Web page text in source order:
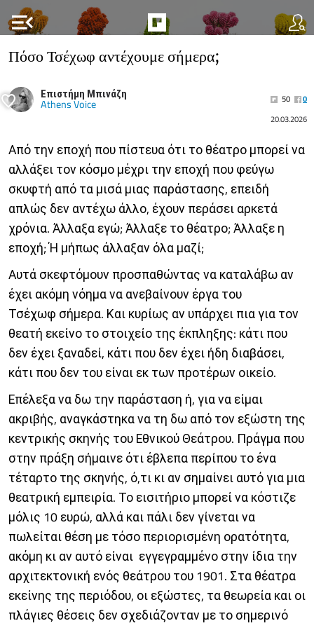
menu_open
Πόσο Τσέχωφ αντέχουμε σήμερα;
Επιστήμη Μπινάζη
Athens Voice 50
0
20.03.2026
Από την εποχή που πίστευα ότι το θέατρο μπορεί να
αλλάξει τον κόσμο μέχρι την εποχή που φεύγω
σκυφτή από τα μισά μιας παράστασης, επειδή
απλώς δεν αντέχω άλλο, έχουν περάσει αρκετά
χρόνια. Άλλαξα εγώ; Άλλαξε το θέατρο; Άλλαξε η
εποχή; Ή μήπως άλλαξαν όλα μαζί;
Αυτά σκεφτόμουν προσπαθώντας να καταλάβω αν
έχει ακόμη νόημα να ανεβαίνουν έργα του
Τσέχωφ σήμερα. Και κυρίως αν υπάρχει πια για τον
θεατή εκείνο το στοιχείο της έκπληξης: κάτι που
δεν έχει ξαναδεί, κάτι που δεν έχει ήδη διαβάσει,
κάτι που δεν του είναι εκ των προτέρων οικείο.
Επέλεξα να δω την παράσταση ή, για να είμαι
ακριβής, αναγκάστηκα να τη δω από τον εξώστη της
κεντρικής σκηνής του Εθνικού Θεάτρου. Πράγμα που
στην πράξη σήμαινε ότι έβλεπα περίπου το ένα
τέταρτο της σκηνής, ό,τι κι αν σημαίνει αυτό για μια
θεατρική εμπειρία. Το εισιτήριο μπορεί να κόστιζε
μόλις 10 ευρώ, αλλά και πάλι δεν γίνεται να
πωλείται θέση με τόσο περιορισμένη ορατότητα,
ακόμη κι αν αυτό είναι εγγεγραμμένο στην ίδια την
αρχιτεκτονική ενός θεάτρου του 1901. Στα θέατρα
εκείνης της περιόδου, οι εξώστες, τα θεωρεία και οι
πλάγιες θέσεις δεν σχεδιάζονταν με το σημερινό